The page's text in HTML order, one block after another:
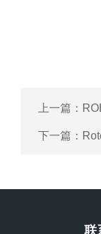
上一篇：
下一篇：
联